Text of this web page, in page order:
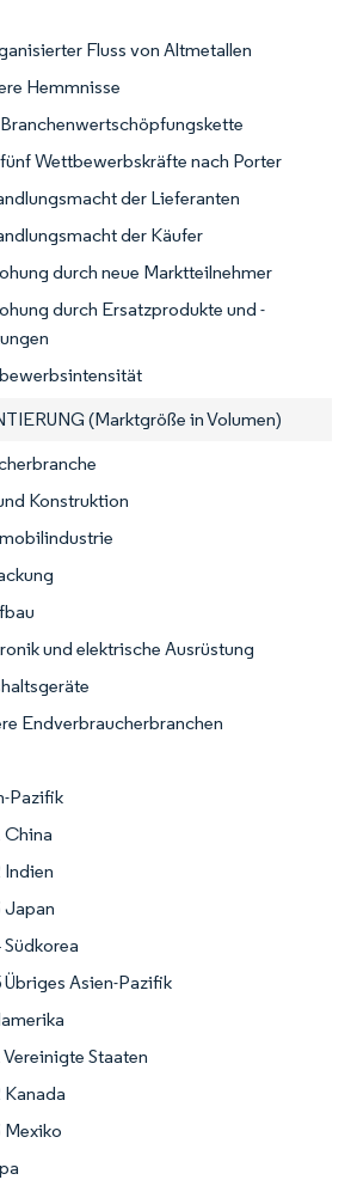
Fluss von Altmetallen
Hemmnisse
Wettbewerbskräfte nach Porter
der Lieferanten
der Käufer
durch neue Marktteilnehmer
durch Ersatzprodukte und -
(Marktgröße in Volumen)
Konstruktion
und elektrische Ausrüstung
Endverbraucherbranchen
Pazifik
China
Indien
Japan
Südkorea
Übriges Asien-Pazifik
Vereinigte Staaten
Kanada
Mexiko